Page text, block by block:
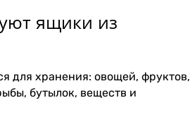
ящики из
для хранения: овощей, фруктов,
бутылок, веществ и